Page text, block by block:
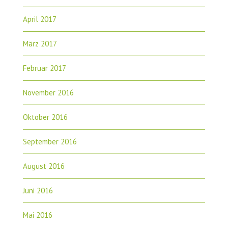
April 2017
März 2017
Februar 2017
November 2016
Oktober 2016
September 2016
August 2016
Juni 2016
Mai 2016